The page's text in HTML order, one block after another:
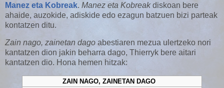
Manez eta Kobreak. Manez eta Kobreakdiskoan bere
ahaide, auzokide, adiskide edo ezagun batzuen bizi parteak
kontatzen ditu.
Zain nago, zainetan dago abestiaren mezua ulertzeko nori
kantatzen dion jakin beharra dago, Thierryk bere aitari
kantatzen dio. Hona hemen hitzak:
ZAIN NAGO, ZAINETAN DAGO